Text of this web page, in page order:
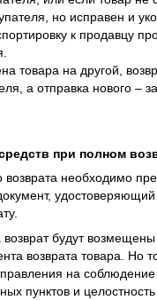
но исправен и
к продавцу
товара на другой,
а отправка нового –
при полном
возврата необходимо
удостоверяющий
возврат будут
возврата товара. Но
на соблюдение
пунктов и